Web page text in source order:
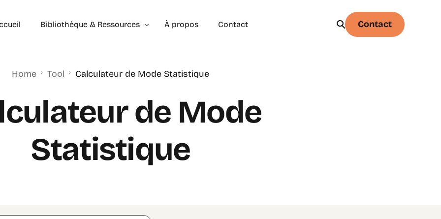
Bibliothèque & Ressources
Exercices Corrigés
À propos Contact Contact
Home Tool Calculateur de Mode Statistique
de Mode
Statistique